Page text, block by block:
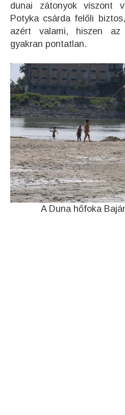
dunai zátonyok viszont
Potyka csárda felőli
azért valami, hiszen
gyakran pontatlan.
A Duna hőfoka